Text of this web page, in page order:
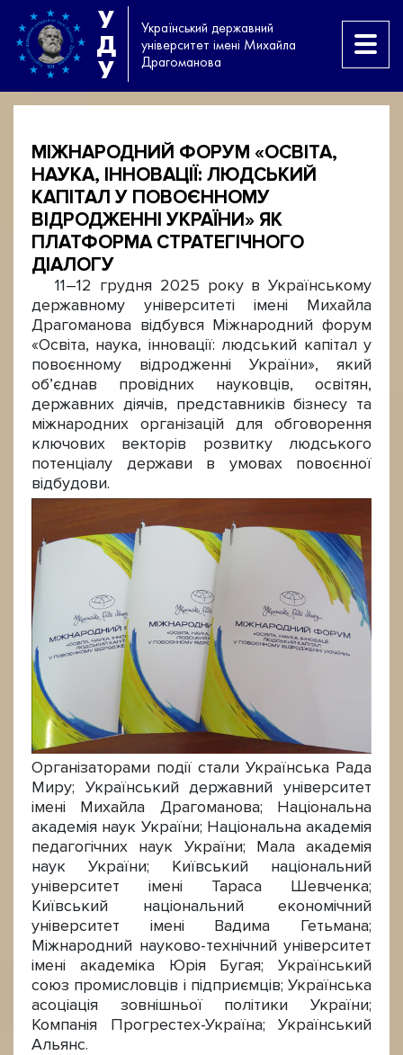
У
Д
У
Український державний
університет імені Михайла
Драгоманова
МІЖНАРОДНИЙ ФОРУМ «ОСВІТА,
НАУКА, ІННОВАЦІЇ: ЛЮДСЬКИЙ
КАПІТАЛ У ПОВОЄННОМУ
ВІДРОДЖЕННІ УКРАЇНИ» ЯК
ПЛАТФОРМА СТРАТЕГІЧНОГО
ДІАЛОГУ
11–12 грудня 2025 року в Українському
державному університеті імені Михайла
Драгоманова відбувся Міжнародний форум
«Освіта, наука, інновації: людський капітал у
повоєнному відродженні України», який
об’єднав провідних науковців, освітян,
державних діячів, представників бізнесу та
міжнародних організацій для обговорення
ключових векторів розвитку людського
потенціалу держави в умовах повоєнної
відбудови.
Організаторами події стали Українська Рада
Миру; Український державний університет
імені Михайла Драгоманова; Національна
академія наук України; Національна академія
педагогічних наук України; Мала академія
наук України; Київський національний
університет імені Тараса Шевченка;
Київський національний економічний
університет імені Вадима Гетьмана;
Міжнародний науково-технічний університет
імені академіка Юрія Бугая; Український
союз промисловців і підприємців; Українська
асоціація зовнішньої політики України;
Компанія Прогрестех-Україна; Український
Альянс.